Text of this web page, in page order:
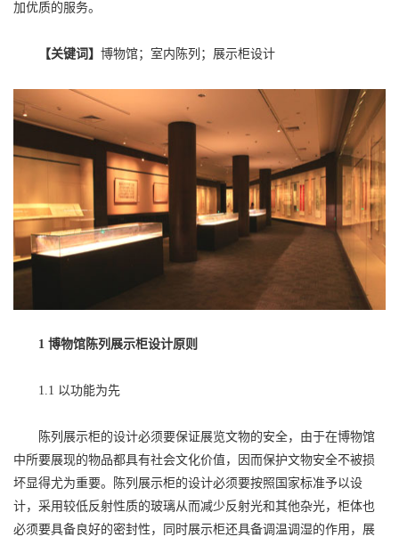
加优质的服务。
【关键词】 博物馆；室内陈列；展示柜设计
1 博物馆陈列展示柜设计原则
1.1 以功能为先
陈列展示柜的设计必须要保证展览文物的安全，由于在博物馆
中所要展现的物品都具有社会文化价值，因而保护文物安全不被损
坏显得尤为重要。陈列展示柜的设计必须要按照国家标准予以设
计，采用较低反射性质的玻璃从而减少反射光和其他杂光，柜体也
必须要具备良好的密封性，同时展示柜还具备调温调湿的作用，展